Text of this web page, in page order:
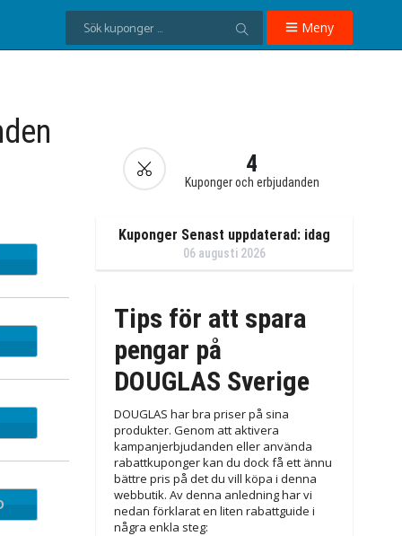
Meny
4
Kuponger och erbjudanden
Kuponger Senast uppdaterad: idag
06 augusti 2026
Tips för att spara
pengar på
DOUGLAS Sverige
DOUGLAS har bra priser på sina
produkter. Genom att aktivera
kampanjerbjudanden eller använda
rabattkuponger kan du dock få ett ännu
bättre pris på det du vill köpa i denna
webbutik. Av denna anledning har vi
nedan förklarat en liten rabattguide i
några enkla steg: